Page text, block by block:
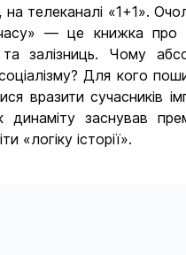
телеканалі «1+1».
часу» — це книжка
залізниць. Чому
Для кого
сучасників
динаміту заснував
«логіку історії».